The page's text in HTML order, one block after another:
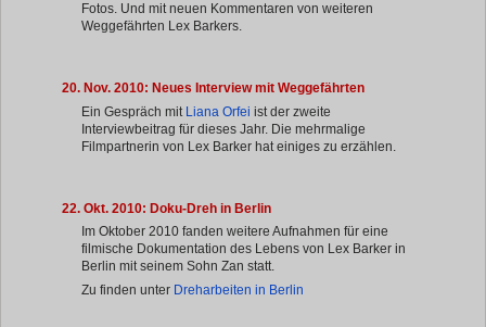
Fotos. Und mit neuen Kommentaren von weiteren
Weggefährten Lex Barkers.
20. Nov. 2010: Neues Interview mit Weggefährten
Ein Gespräch mit
Liana Orfei ist der zweite
Interviewbeitrag für dieses Jahr. Die mehrmalige
Filmpartnerin von Lex Barker hat einiges zu erzählen.
22. Okt. 2010: Doku-Dreh in Berlin
Im Oktober 2010 fanden weitere Aufnahmen für eine
filmische Dokumentation des Lebens von Lex Barker in
Berlin mit seinem Sohn Zan statt.
Zu finden unter Dreharbeiten in Berlin